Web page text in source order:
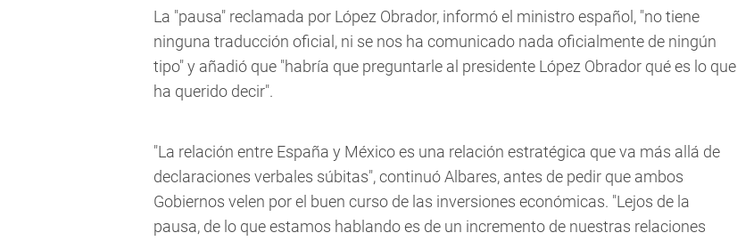
La "pausa" reclamada por López Obrador, informó el ministro español, "no tiene
ninguna traducción oficial, ni se nos ha comunicado nada oficialmente de ningún
tipo" y añadió que "habría que preguntarle al presidente López Obrador qué es lo que
ha querido decir".
"La relación entre España y México es una relación estratégica que va más allá de
declaraciones verbales súbitas", continuó Albares, antes de pedir que ambos
Gobiernos velen por el buen curso de las inversiones económicas. "Lejos de la
pausa, de lo que estamos hablando es de un incremento de nuestras relaciones